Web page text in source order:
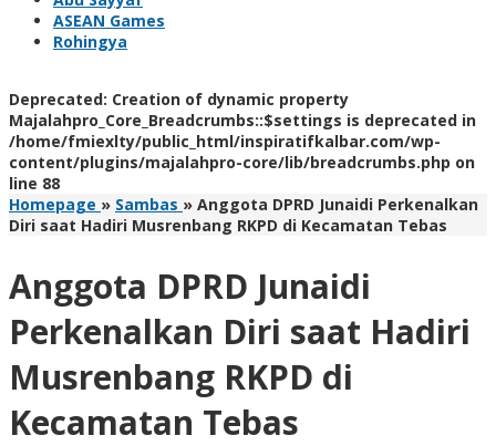
ASEAN Games
Rohingya
Deprecated: Creation of dynamic property
Majalahpro_Core_Breadcrumbs::$settings is deprecated in
/home/fmiexlty/public_html/inspiratifkalbar.com/wp-
content/plugins/majalahpro-core/lib/breadcrumbs.php on
line 88
Homepage » Sambas » Anggota DPRD Junaidi Perkenalkan
Diri saat Hadiri Musrenbang RKPD di Kecamatan Tebas
Anggota DPRD Junaidi
Perkenalkan Diri saat Hadiri
Musrenbang RKPD di
Kecamatan Tebas